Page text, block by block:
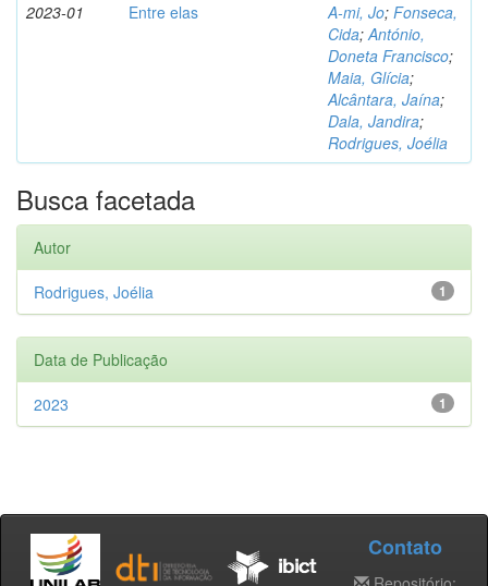
2023-01 Entre elas A-mi, Jo; Fonseca,
Cida;António,
Doneta Francisco;
Maia, Glícia;
Alcântara, Jaína;
Dala, Jandira;
Rodrigues, Joélia
Busca facetada
Autor
1
Rodrigues, Joélia
Data de Publicação
1
2023
Contato